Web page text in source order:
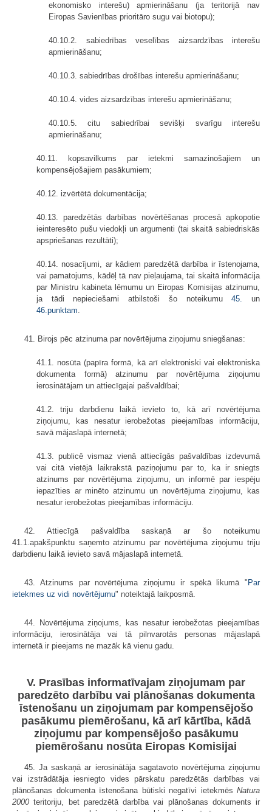
ekonomisko interešu) apmierināšanu (ja teritorijā nav
Eiropas Savienības prioritāro sugu vai biotopu);
40.10.2. sabiedrības veselības aizsardzības interešu
apmierināšanu;
40.10.3. sabiedrības drošības interešu apmierināšanu;
40.10.4. vides aizsardzības interešu apmierināšanu;
40.10.5. citu sabiedrībai sevišķi svarīgu interešu
apmierināšanu;
40.11. kopsavilkums par ietekmi samazinošajiem un
kompensējošajiem pasākumiem;
40.12. izvērtētā dokumentācija;
40.13. paredzētās darbības novērtēšanas procesā apkopotie
ieinteresēto pušu viedokļi un argumenti (tai skaitā sabiedriskās
apspriešanas rezultāti);
40.14. nosacījumi, ar kādiem paredzētā darbība ir īstenojama,
vai pamatojums, kādēļ tā nav pieļaujama, tai skaitā informācija
par Ministru kabineta lēmumu un Eiropas Komisijas atzinumu,
ja tādi nepieciešami atbilstoši šo noteikumu45.un
46.punktam.
41. Birojs pēc atzinuma par novērtējuma ziņojumu sniegšanas:
41.1. nosūta (papīra formā, kā arī elektroniski vai elektroniska
dokumenta formā) atzinumu par novērtējuma ziņojumu
ierosinātājam un attiecīgajai pašvaldībai;
41.2. triju darbdienu laikā ievieto to, kā arī novērtējuma
ziņojumu, kas nesatur ierobežotas pieejamības informāciju,
savā mājaslapā internetā;
41.3. publicē vismaz vienā attiecīgās pašvaldības izdevumā
vai citā vietējā laikrakstā paziņojumu par to, ka ir sniegts
atzinums par novērtējuma ziņojumu, un informē par iespēju
iepazīties ar minēto atzinumu un novērtējuma ziņojumu, kas
nesatur ierobežotas pieejamības informāciju.
42. Attiecīgā pašvaldība saskaņā ar šo noteikumu
41.1.apakšpunktu saņemto atzinumu par novērtējuma ziņojumu triju
darbdienu laikā ievieto savā mājaslapā internetā.
43. Atzinums par novērtējuma ziņojumu ir spēkā likumā " Par
ietekmes uz vidi novērtējumu" noteiktajā laikposmā.
44. Novērtējuma ziņojums, kas nesatur ierobežotas pieejamības
informāciju, ierosinātāja vai tā pilnvarotās personas mājaslapā
internetā ir pieejams ne mazāk kā vienu gadu.
V. Prasības informatīvajam ziņojumam par
paredzēto darbību vai plānošanas dokumenta
īstenošanu un ziņojumam par kompensējošo
pasākumu piemērošanu, kā arī kārtība, kādā
ziņojumu par kompensējošo pasākumu
piemērošanu nosūta Eiropas Komisijai
45. Ja saskaņā ar ierosinātāja sagatavoto novērtējuma ziņojumu
vai izstrādātāja iesniegto vides pārskatu paredzētās darbības vai
plānošanas dokumenta īstenošana būtiski negatīvi ietekmēs Natura
2000 teritoriju, bet paredzētā darbība vai plānošanas dokuments ir